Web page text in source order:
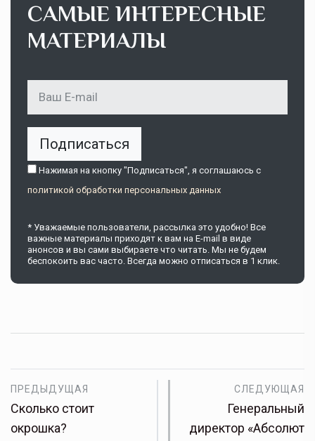
САМЫЕ ИНТЕРЕСНЫЕ
МАТЕРИАЛЫ
Подписаться
Нажимая на кнопку "Подписаться", я соглашаюсь c
политикой обработки персональных данных
* Уважаемые пользователи, рассылка это удобно! Все
важные материалы приходят к вам на E-mail в виде
анонсов и вы сами выбираете что читать. Мы не будем
беспокоить вас часто. Всегда можно отписаться в 1 клик.
ПРЕДЫДУЩАЯ
Сколько стоит
окрошка?
СЛЕДУЮЩАЯ
Генеральный
директор «Абсолют